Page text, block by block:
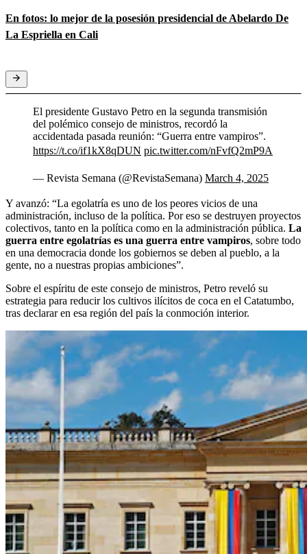
En fotos: lo mejor de la posesión presidencial de Abelardo De
La Espriella en Cali
El presidente Gustavo Petro en la segunda transmisión
del polémico consejo de ministros, recordó la
accidentada pasada reunión: “Guerra entre vampiros”.
https://t.co/if1kX8qDUN pic.twitter.com/nFvfQ2mP9A
— Revista Semana (@RevistaSemana) March 4, 2025
Y avanzó: “La egolatría es uno de los peores vicios de una
administración, incluso de la política. Por eso se destruyen proyectos
colectivos, tanto en la política como en la administración pública. La
guerra entre egolatrías es una guerra entre vampiros, sobre todo
en una democracia donde los gobiernos se deben al pueblo, a la
gente, no a nuestras propias ambiciones”.
Sobre el espíritu de este consejo de ministros, Petro reveló su
estrategia para reducir los cultivos ilícitos de coca en el Catatumbo,
tras declarar en esa región del país la conmoción interior.